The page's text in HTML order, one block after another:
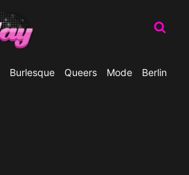
Burlesque Queers Mode Berlin